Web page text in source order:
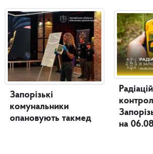
Запорізькі
комунальники
опановують такмед
на